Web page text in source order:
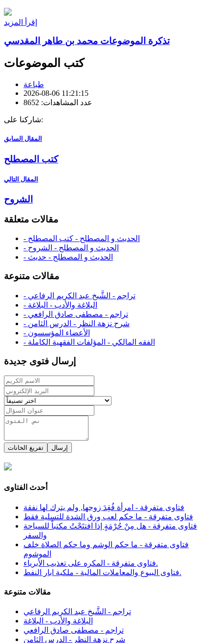
إقرأ المزيد
تذكرة الموضوعات محمد بن طاهر المقدسي
كتب الموضوعات
طباعة
2026-08-06 11:21:15
عدد المشاهدات: 8652
شاركنا على:
المقال السابق
كتب المصطلح
المقال التالي
الشروح
مقالات متعلقة
- الحديث و المصطلح - كتب المصطلح
- الحديث و المصطلح - الشروح
- الحديث و المصطلح - حديث
مقالات متنوعة
- تراجم - الشَّيخ عبد الكريم الرفاعي
- البلاغة والأدب - البلاغة
- تراجم - مصطفى صادق الرافعي
- شرح نزهة النظر - الدرس الثامن
- الأعضاء المؤسسون
- الفقه المالكي - المؤلفات الفقهية الكاملة
إرسال فتوى جديدة
إرسال تفريغ الخانات
أحدث الفتاوى
فتاوى متفرقة - امرأة فُقِدَ زوجها, ولم يترك لها نفقة
فتاوى متفرقة - ما حكم لعب ورق الشدة للتسلية فقط
فتاوى متفرقة - هل مِنْ حُرْمَةٍ إذا افتتَحْتُ مكتباً للسياحة
والسفر
فتاوى متفرقة - ما حكم الوشم وما حكم الصلاة خلف
الموشوم
فتاوى متفرقة - المكره على تعذيب الأبرياء.
فتاوى البيوع والمعاملات المالية - ملكية ابار النفط.
مقالات متنوعة
تراجم - الشَّيخ عبد الكريم الرفاعي
البلاغة والأدب - البلاغة
تراجم - مصطفى صادق الرافعي
شرح نزهة النظر - الدرس الثامن